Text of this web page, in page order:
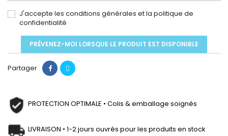
J'accepte les conditions générales et la politique de
confidentialité
PRÉVENEZ-MOI LORSQUE LE PRODUIT EST DISPONIBLE
Partager
PROTECTION OPTIMALE • Colis & emballage soignés
LIVRAISON • 1-2 jours ouvrés pour les produits en stock